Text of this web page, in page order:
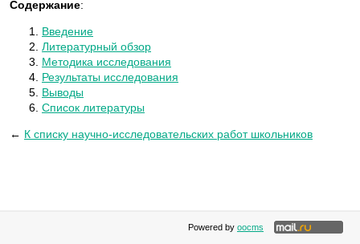
Содержание:
Введение
Литературный обзор
Методика исследования
Результаты исследования
Выводы
Список литературы
← К списку научно-исследовательских работ школьников
Powered by oocms